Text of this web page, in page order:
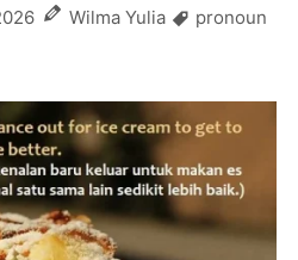
Wilma Yulia Tags
pronoun